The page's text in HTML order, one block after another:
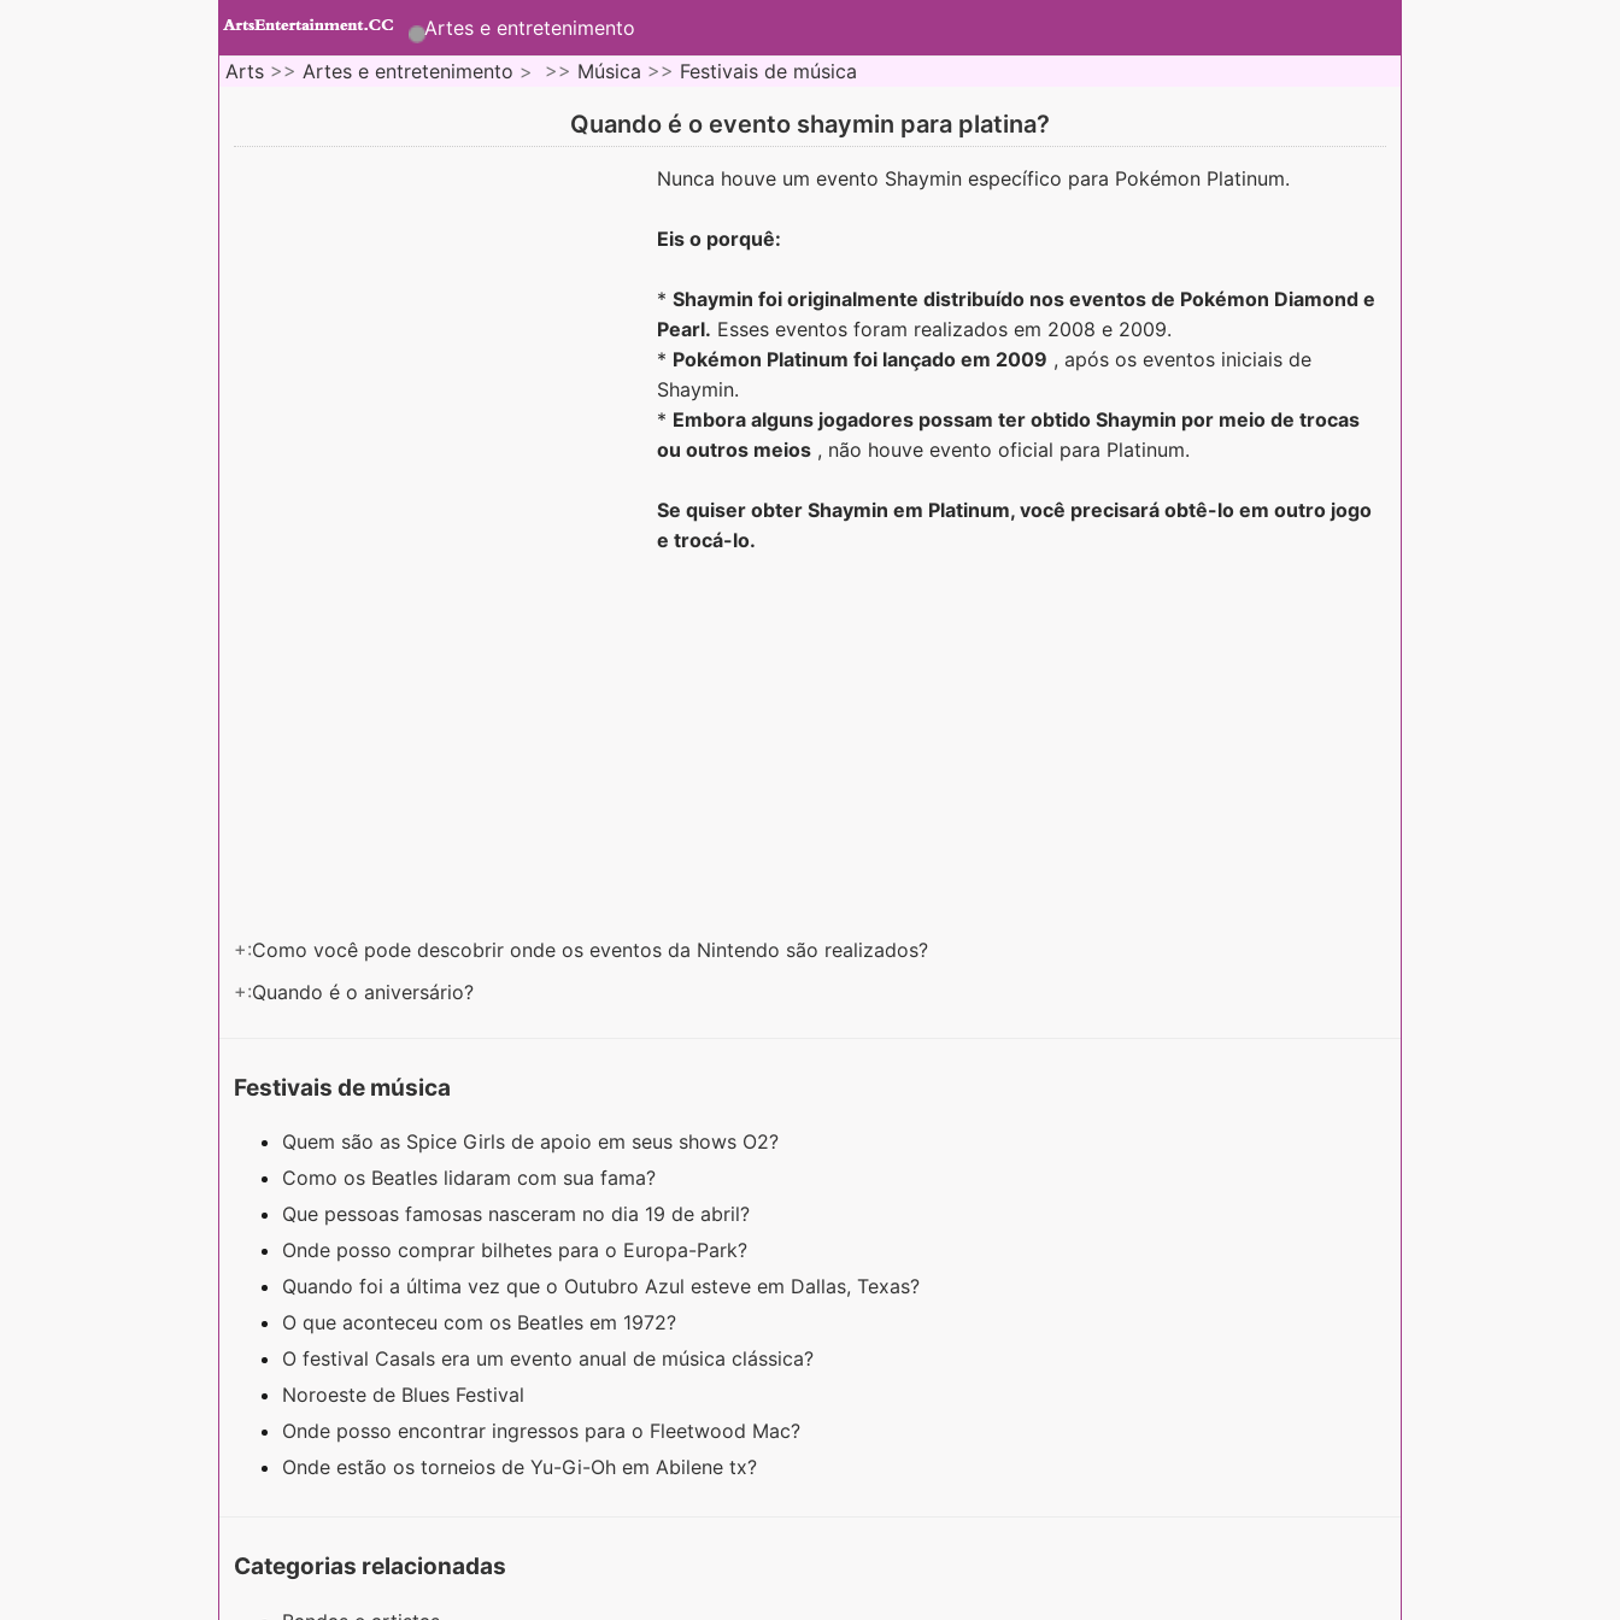
Artes e entretenimento
Arts >> Artes e entretenimento > >> Música >> Festivais de música
Quando é o evento shaymin para platina?
Nunca houve um evento Shaymin específico para Pokémon Platinum.
Eis o porquê:
* Shaymin foi originalmente distribuído nos eventos de Pokémon Diamond e
Pearl. Esses eventos foram realizados em 2008 e 2009.
* Pokémon Platinum foi lançado em 2009 , após os eventos iniciais de
Shaymin.
* Embora alguns jogadores possam ter obtido Shaymin por meio de trocas
ou outros meios , não houve evento oficial para Platinum.
Se quiser obter Shaymin em Platinum, você precisará obtê-lo em outro jogo
e trocá-lo.
+:Como você pode descobrir onde os eventos da Nintendo são realizados?
+:Quando é o aniversário?
Festivais de música
Quem são as Spice Girls de apoio em seus shows O2?
Como os Beatles lidaram com sua fama?
Que pessoas famosas nasceram no dia 19 de abril?
Onde posso comprar bilhetes para o Europa-Park?
Quando foi a última vez que o Outubro Azul esteve em Dallas, Texas?
O que aconteceu com os Beatles em 1972?
O festival Casals era um evento anual de música clássica?
Noroeste de Blues Festival
Onde posso encontrar ingressos para o Fleetwood Mac?
Onde estão os torneios de Yu-Gi-Oh em Abilene tx?
Categorias relacionadas